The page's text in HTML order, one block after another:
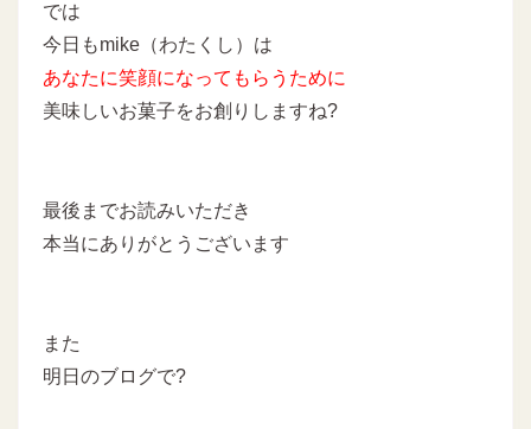
では
今日もmike（わたくし）は
あなたに笑顔になってもらうために
美味しいお菓子をお創りしますね?
最後までお読みいただき
本当にありがとうございます
また
明日のブログで?